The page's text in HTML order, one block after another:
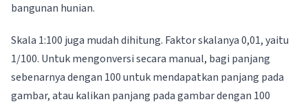
bangunan hunian.
Skala 1:100 juga mudah dihitung. Faktor skalanya 0,01, yaitu
1/100. Untuk mengonversi secara manual, bagi panjang
sebenarnya dengan 100 untuk mendapatkan panjang pada
gambar, atau kalikan panjang pada gambar dengan 100